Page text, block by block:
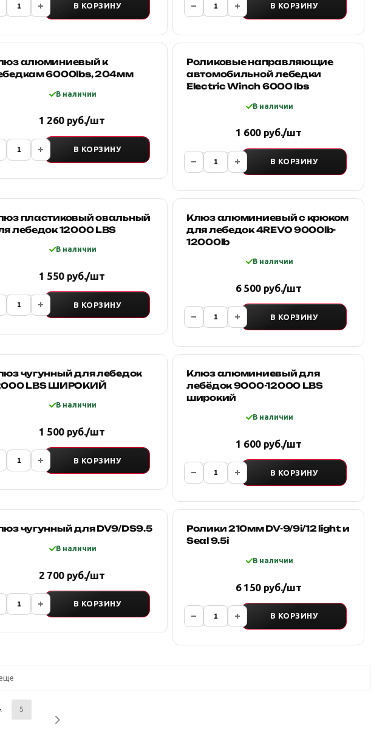
В КОРЗИНУ В КОРЗИНУ
алюминиевый к
6000lbs, 204мм
В наличии
1 260 руб./шт
В КОРЗИНУ
Роликовые направляющие
автомобильной лебедки
Electric Winch 6000 lbs
В наличии
1 600 руб./шт
В КОРЗИНУ
пластиковый овальный
лебедок 12000 LBS
В наличии
1 550 руб./шт
В КОРЗИНУ
Клюз алюминиевый с крюком
для лебедок 4REVO 9000lb-
12000lb
В наличии
6 500 руб./шт
В КОРЗИНУ
чугунный для лебедок
LBS ШИРОКИЙ
В наличии
1 500 руб./шт
В КОРЗИНУ
Клюз алюминиевый для
лебёдок 9000-12000 LBS
широкий
В наличии
1 600 руб./шт
В КОРЗИНУ
чугунный для DV9/DS9.5
В наличии
2 700 руб./шт
В КОРЗИНУ
Ролики 210мм DV-9/9i/12 light и
Seal 9.5i
В наличии
6 150 руб./шт
В КОРЗИНУ
5